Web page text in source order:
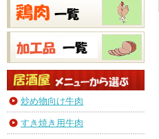
炒め物向け牛肉
すき焼き用牛肉